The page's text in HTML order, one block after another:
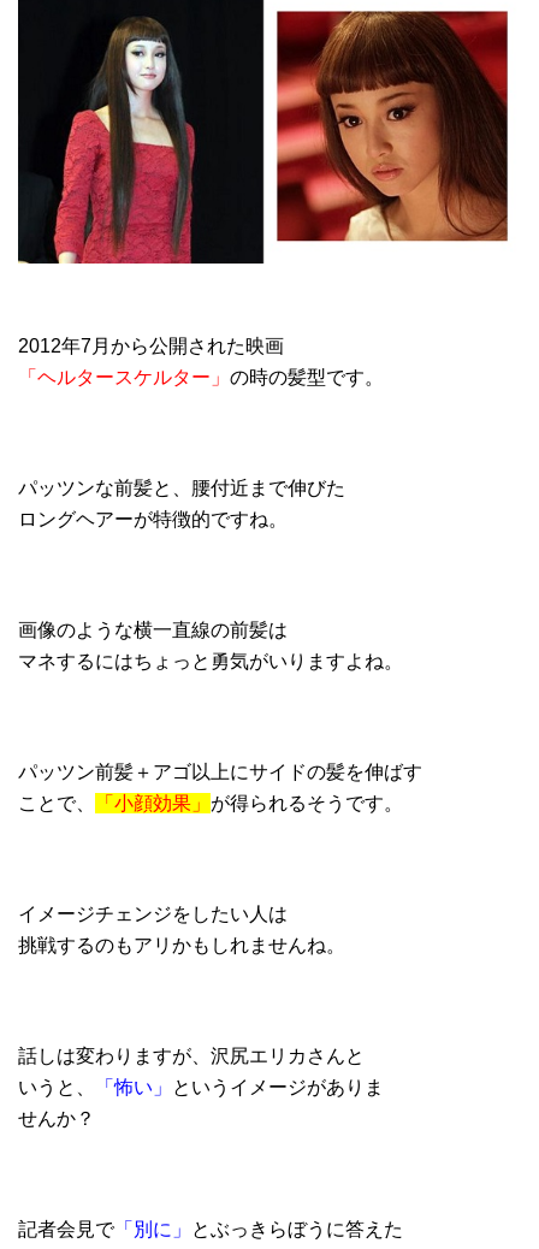
2012年7月から公開された映画
「ヘルタースケルター」 の時の髪型です。
パッツンな前髪と、腰付近まで伸びた
ロングヘアーが特徴的ですね。
画像のような横一直線の前髪は
マネするにはちょっと勇気がいりますよね。
パッツン前髪＋アゴ以上にサイドの髪を伸ばす
ことで、
「小顔効果」 が得られるそうです。
イメージチェンジをしたい人は
挑戦するのもアリかもしれませんね。
話しは変わりますが、沢尻エリカさんと
いうと、
「怖い」
というイメージがありま
せんか？
記者会見で「別に」
とぶっきらぼうに答えた